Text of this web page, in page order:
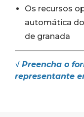
Os recursos
automática
de granada
√ Preencha o
representante